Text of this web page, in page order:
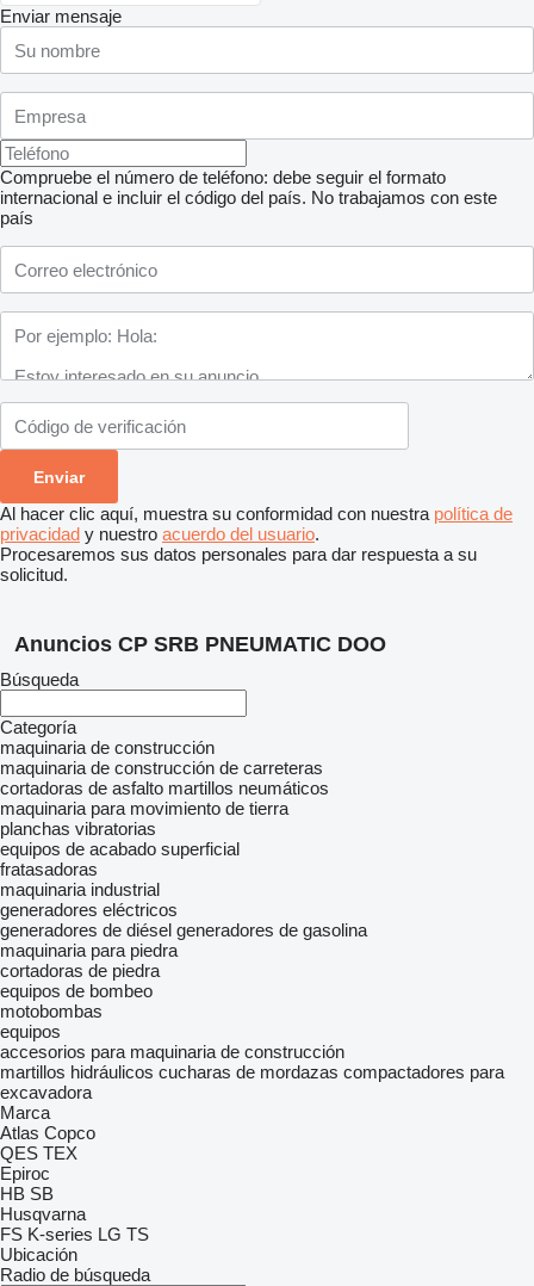
Enviar mensaje
Compruebe el número de teléfono: debe seguir el formato
internacional e incluir el código del país. No trabajamos con este
país
Al hacer clic aquí, muestra su conformidad con nuestra política de
privacidad y nuestro acuerdo del usuario.
Procesaremos sus datos personales para dar respuesta a su
solicitud.
Anuncios CP SRB PNEUMATIC DOO
Búsqueda
Categoría
maquinaria de construcción
maquinaria de construcción de carreteras
cortadoras de asfalto martillos neumáticos
maquinaria para movimiento de tierra
planchas vibratorias
equipos de acabado superficial
fratasadoras
maquinaria industrial
generadores eléctricos
generadores de diésel generadores de gasolina
maquinaria para piedra
cortadoras de piedra
equipos de bombeo
motobombas
equipos
accesorios para maquinaria de construcción
martillos hidráulicos cucharas de mordazas compactadores para
excavadora
Marca
Atlas Copco
QES TEX
Epiroc
HB SB
Husqvarna
FS K-series LG TS
Ubicación
Radio de búsqueda